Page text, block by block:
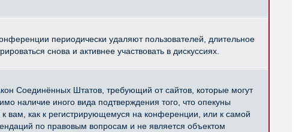
периодически удаляют пользователей, длительное
снова и активнее участвовать в дискуссиях.
Соединённых Штатов, требующий от сайтов, которые могут
наличие иного вида подтверждения того, что опекуны
как к регистрирующемуся на конференции, или к самой
по правовым вопросам и не является объектом